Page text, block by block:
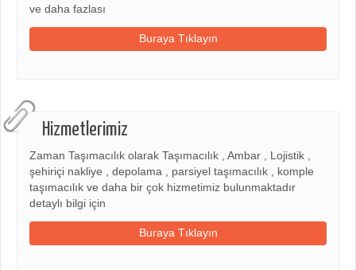
ve daha fazlası
Buraya Tıklayın
Hizmetlerimiz
Zaman Taşımacılık olarak Taşımacılık , Ambar , Lojistik ,
şehiriçi nakliye , depolama , parsiyel taşımacılık , komple
taşımacılık ve daha bir çok hizmetimiz bulunmaktadır
detaylı bilgi için
Buraya Tıklayın